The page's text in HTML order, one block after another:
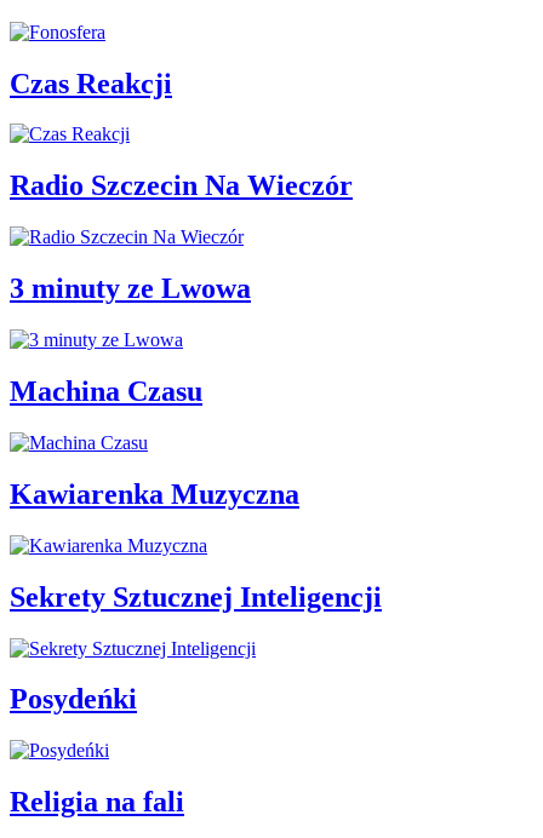
Czas Reakcji
Radio Szczecin Na Wieczór
3 minuty ze Lwowa
Machina Czasu
Kawiarenka Muzyczna
Sekrety Sztucznej Inteligencji
Posydeńki
Religia na fali